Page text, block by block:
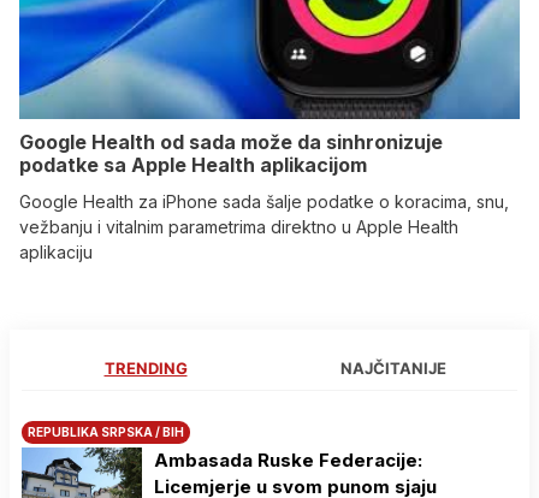
Google Health od sada može da sinhronizuje
podatke sa Apple Health aplikacijom
Google Health za iPhone sada šalje podatke o koracima, snu,
vežbanju i vitalnim parametrima direktno u Apple Health
aplikaciju
TRENDING NAJČITANIJE
REPUBLIKA SRPSKA / BIH
Ambasada Ruske Federacije:
Licemjerje u svom punom sjaju